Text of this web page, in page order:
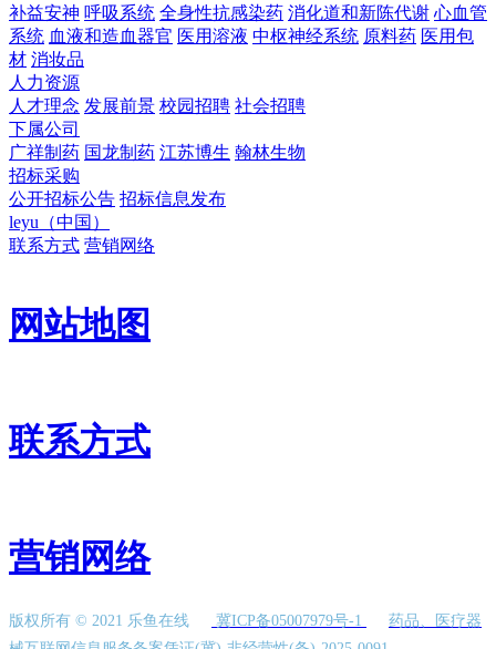
补益安神 呼吸系统 全身性抗感染药 消化道和新陈代谢 心血管
系统 血液和造血器官 医用溶液 中枢神经系统 原料药 医用包
材 消妆品
人力资源
人才理念 发展前景 校园招聘 社会招聘
下属公司
广祥制药 国龙制药 江苏博生 翰林生物
招标采购
公开招标公告 招标信息发布
leyu（中国）
联系方式 营销网络
网站地图
联系方式
营销网络
版权所有 © 2021 乐鱼在线 冀ICP备05007979号-1
药品、医疗器